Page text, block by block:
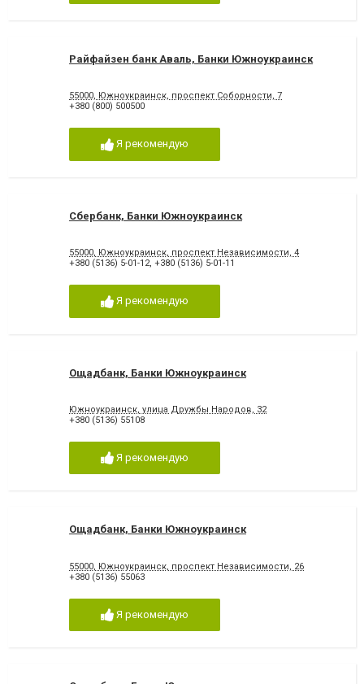
Райфайзен банк Аваль, Банки Южноукраинск
55000, Южноукраинск, проспект Соборности, 7
+380 (800) 500500
Я рекомендую
Сбербанк, Банки Южноукраинск
55000, Южноукраинск, проспект Независимости, 4
+380 (5136) 5-01-12, +380 (5136) 5-01-11
Я рекомендую
Ощадбанк, Банки Южноукраинск
Южноукраинск, улица Дружбы Народов, 32
+380 (5136) 55108
Я рекомендую
Ощадбанк, Банки Южноукраинск
55000, Южноукраинск, проспект Независимости, 26
+380 (5136) 55063
Я рекомендую